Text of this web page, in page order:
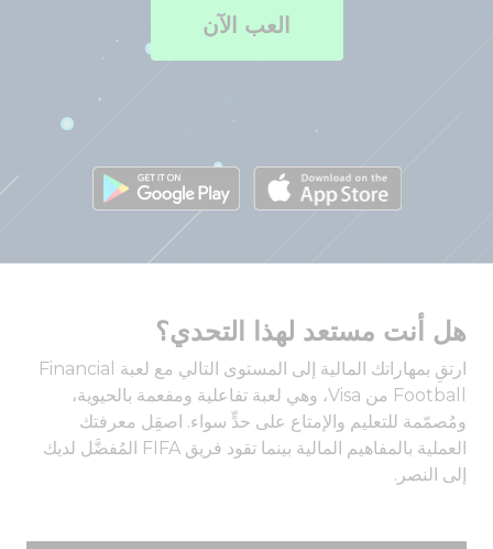
العب الآن
هل أنت مستعد لهذا التحدي؟
ارتقِ بمهاراتك المالية إلى المستوى التالي مع لعبة Financial
Football من Visa، وهي لعبة تفاعلية ومفعمة بالحيوية،
ومُصمّمة للتعليم والإمتاع على حدٍّ سواء. اصقِل معرفتك
العملية بالمفاهيم المالية بينما تقود فريق FIFA المُفضَّل لديك
إلى النصر.